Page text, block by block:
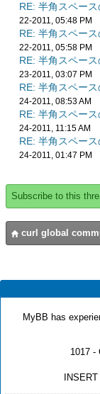
RE: 半角スペー
22-2011, 05:48 PM
RE: 半角スペー
22-2011, 05:58 PM
RE: 半角スペー
23-2011, 03:07 PM
RE: 半角スペー
24-2011, 08:53 AM
RE: 半角スペー
24-2011, 11:15 AM
RE: 半角スペー
24-2011, 01:47 PM
Subscribe to this
curl global
MyBB has
1017 -